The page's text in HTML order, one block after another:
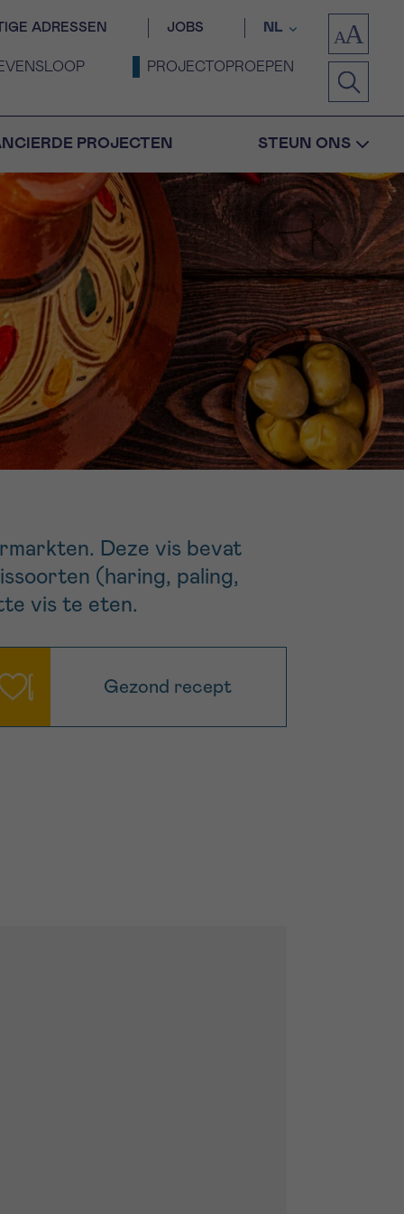
ADRESSEN JOBS NL
PROJECTOPROEPEN
PROJECTEN STEUN ONS
Deze vis bevat
(haring, paling,
vis te eten.
Gezond recept
Bevestiging
16h-18h